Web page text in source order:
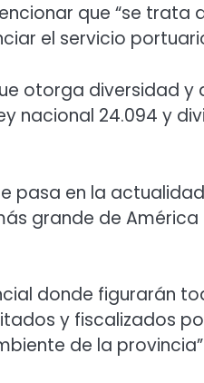
que “se
el servicio
otorga diversidad y
nacional 24.094 y
pasa en la
grande de América
donde figurarán
y fiscalizados
de la